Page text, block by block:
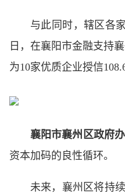
与此同时，辖区各
日，在襄阳市金融支持
为10家优质企业授信
襄阳市襄州区政府
资本加码的良性循环。
未来，襄州区将持